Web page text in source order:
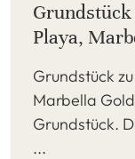
Playa,
Grundstück
Marbella
Grundstück.
...